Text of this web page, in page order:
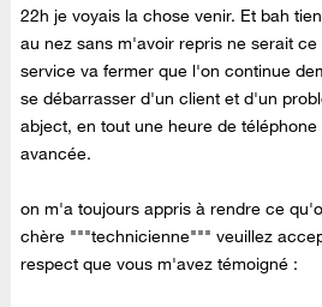
22h je voyais la chose venir. Et bah
au nez sans m'avoir repris ne serait
service va fermer que l'on continue
se débarrasser d'un client et d'un
abject, en tout une heure de
avancée.
on m'a toujours appris à rendre ce
chère """technicienne""" veuillez
respect que vous m'avez témoigné :